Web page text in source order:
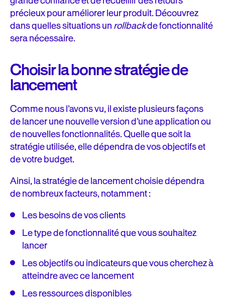
précieux pour améliorer leur produit. Découvrez
dans quelles situations unrollbackde fonctionnalité
sera nécessaire.
Choisir la bonne stratégie de
lancement
Comme nous l’avons vu, il existe plusieurs façons
de lancer une nouvelle version d’une application ou
de nouvelles fonctionnalités. Quelle que soit la
stratégie utilisée, elle dépendra de vos objectifs et
de votre budget.
Ainsi, la stratégie de lancement choisie dépendra
de nombreux facteurs, notamment :
Les besoins de vos clients
Le type de fonctionnalité que vous souhaitez
lancer
Les objectifs ou indicateurs que vous cherchez à
atteindre avec ce lancement
Les ressources disponibles